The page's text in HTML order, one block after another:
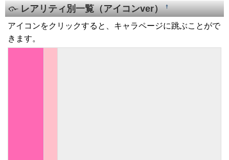
レアリティ別一覧（アイコンver）†
アイコンをクリックすると、キャラページに跳ぶことがで
きます。